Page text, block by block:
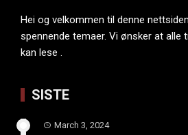
Hei og velkommen til denne
spennende temaer. Vi ønsker at alle
kan lese .
SISTE
March 3, 2024